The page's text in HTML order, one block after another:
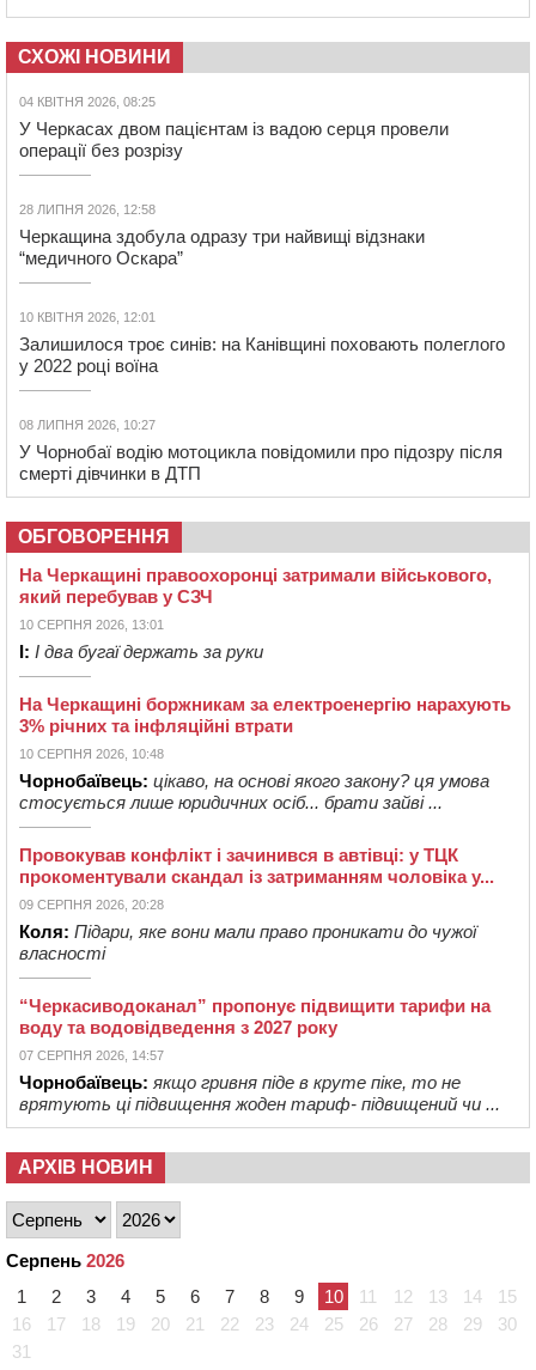
СХОЖІ НОВИНИ
04 КВІТНЯ 2026, 08:25
У Черкасах двом пацієнтам із вадою серця провели
операції без розрізу
28 ЛИПНЯ 2026, 12:58
Черкащина здобула одразу три найвищі відзнаки
“медичного Оскара”
10 КВІТНЯ 2026, 12:01
Залишилося троє синів: на Канівщині поховають полеглого
у 2022 році воїна
08 ЛИПНЯ 2026, 10:27
У Чорнобаї водію мотоцикла повідомили про підозру після
смерті дівчинки в ДТП
ОБГОВОРЕННЯ
На Черкащині правоохоронці затримали військового,
який перебував у СЗЧ
10 СЕРПНЯ 2026, 13:01
І: І два бугаї держать за руки
На Черкащині боржникам за електроенергію нарахують
3% річних та інфляційні втрати
10 СЕРПНЯ 2026, 10:48
Чорнобаївець: цікаво, на основі якого закону? ця умова
стосується лише юридичних осіб... брати зайві ...
Провокував конфлікт і зачинився в автівці: у ТЦК
прокоментували скандал із затриманням чоловіка у...
09 СЕРПНЯ 2026, 20:28
Коля: Підари, яке вони мали право проникати до чужої
власності
“Черкасиводоканал” пропонує підвищити тарифи на
воду та водовідведення з 2027 року
07 СЕРПНЯ 2026, 14:57
Чорнобаївець: якщо гривня піде в круте піке, то не
врятують ці підвищення жоден тариф- підвищений чи ...
АРХІВ НОВИН
Серпень 2026
1
2 3 4 5 6 7 8 9 10 11 12 13 14
15
16
17 18 19 20 21 22 23 24 25 26 27 28 29
30
31